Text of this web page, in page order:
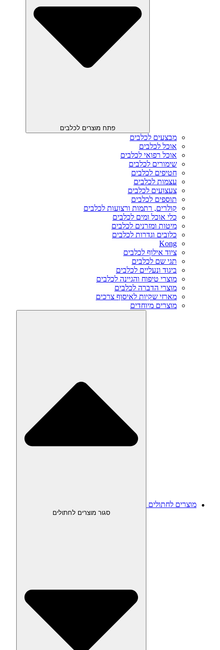
פתח מוצרים לכלבים
מבצעים לכלבים
אוכל לכלבים
אוכל רפואי לכלבים
שימורים לכלבים
חטיפים לכלבים
עצמות לכלבים
צעצועים לכלבים
תוספים לכלבים
קולרים, רתמות ורצועות לכלבים
כלי אוכל ומים לכלבים
מיטות ומזרנים לכלבים
כלובים וגדרות לכלבים
Kong
ציוד אילוף לכלבים
תגי שם לכלבים
ביגוד ונעליים לכלבים
מוצרי טיפוח והגיינה לכלבים
מוצרי הדברה לכלבים
מארזי שקיות לאיסוף צרכים
מוצרים מיוחדים
מוצרים לחתולים
סגור מוצרים לחתולים